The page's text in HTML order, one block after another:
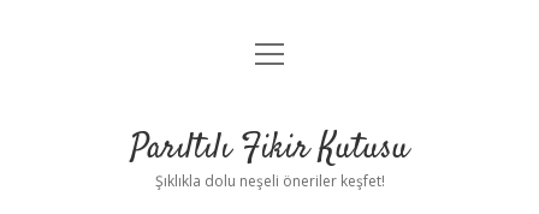
Anasayfa
Yasal Uyarı
menüyü
Parıltılı Fikir Kutusu
Şıklıkla dolu neşeli öneriler keşfet!